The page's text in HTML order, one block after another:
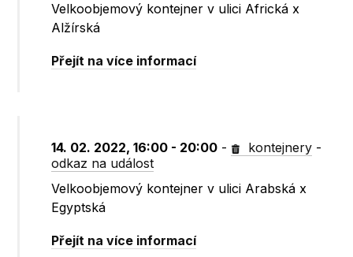
Velkoobjemový kontejner v ulici Africká x
Alžírská
Přejít na více informací
14. 02. 2022, 16:00 - 20:00 - kontejnery -
odkaz na událost
Velkoobjemový kontejner v ulici Arabská x
Egyptská
Přejít na více informací